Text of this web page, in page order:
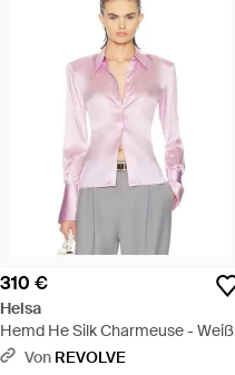
310 €
Helsa
Hemd He Silk Charmeuse - Weiß
Von REVOLVE